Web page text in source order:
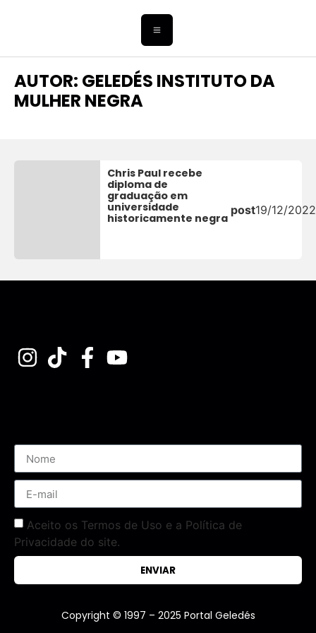
AUTOR: GELEDÉS INSTITUTO DA
MULHER NEGRA
Chris Paul recebe
diploma de
graduação em
universidade
historicamente negra
post19/12/2022
Aceito os Termos de Uso e a Política de
Privacidade do site.
ENVIAR
Copyright © 1997 – 2025 Portal Geledés